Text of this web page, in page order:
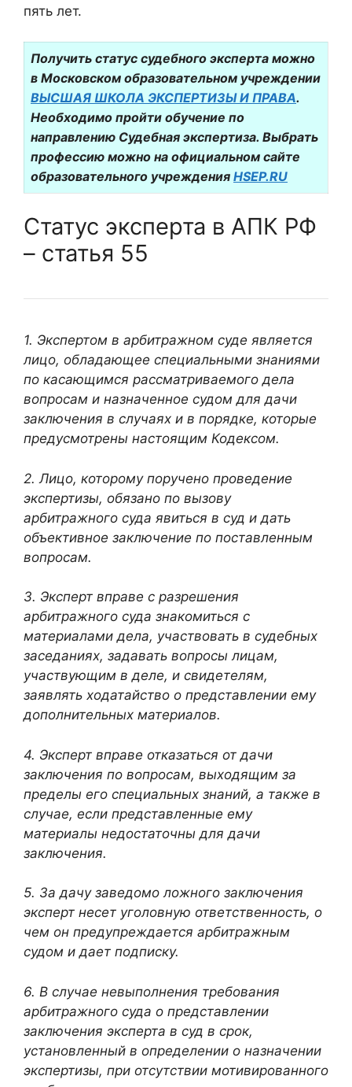
пять лет.
Получить статус судебного эксперта можно
в Московском образовательном учреждении
ВЫСШАЯ ШКОЛА ЭКСПЕРТИЗЫ И ПРАВА.
Необходимо пройти обучение по
направлению Судебная экспертиза. Выбрать
профессию можно на официальном сайте
образовательного учреждения HSEP.RU
Статус эксперта в АПК РФ
– статья 55
1. Экспертом в арбитражном суде является
лицо, обладающее специальными знаниями
по касающимся рассматриваемого дела
вопросам и назначенное судом для дачи
заключения в случаях и в порядке, которые
предусмотрены настоящим Кодексом.
2. Лицо, которому поручено проведение
экспертизы, обязано по вызову
арбитражного суда явиться в суд и дать
объективное заключение по поставленным
вопросам.
3. Эксперт вправе с разрешения
арбитражного суда знакомиться с
материалами дела, участвовать в судебных
заседаниях, задавать вопросы лицам,
участвующим в деле, и свидетелям,
заявлять ходатайство о представлении ему
дополнительных материалов.
4. Эксперт вправе отказаться от дачи
заключения по вопросам, выходящим за
пределы его специальных знаний, а также в
случае, если представленные ему
материалы недостаточны для дачи
заключения.
5. За дачу заведомо ложного заключения
эксперт несет уголовную ответственность, о
чем он предупреждается арбитражным
судом и дает подписку.
6. В случае невыполнения требования
арбитражного суда о представлении
заключения эксперта в суд в срок,
установленный в определении о назначении
экспертизы, при отсутствии мотивированного